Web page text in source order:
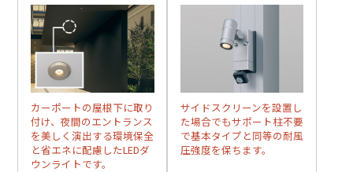
カーポートの屋根下に取り
付け、夜間のエントランス
を美しく演出する環境保全
と省エネに配慮したLEDダ
ウンライトです。
サイドスクリーンを設置し
た場合でもサポート柱不要
で基本タイプと同等の耐風
圧強度を保ちます。